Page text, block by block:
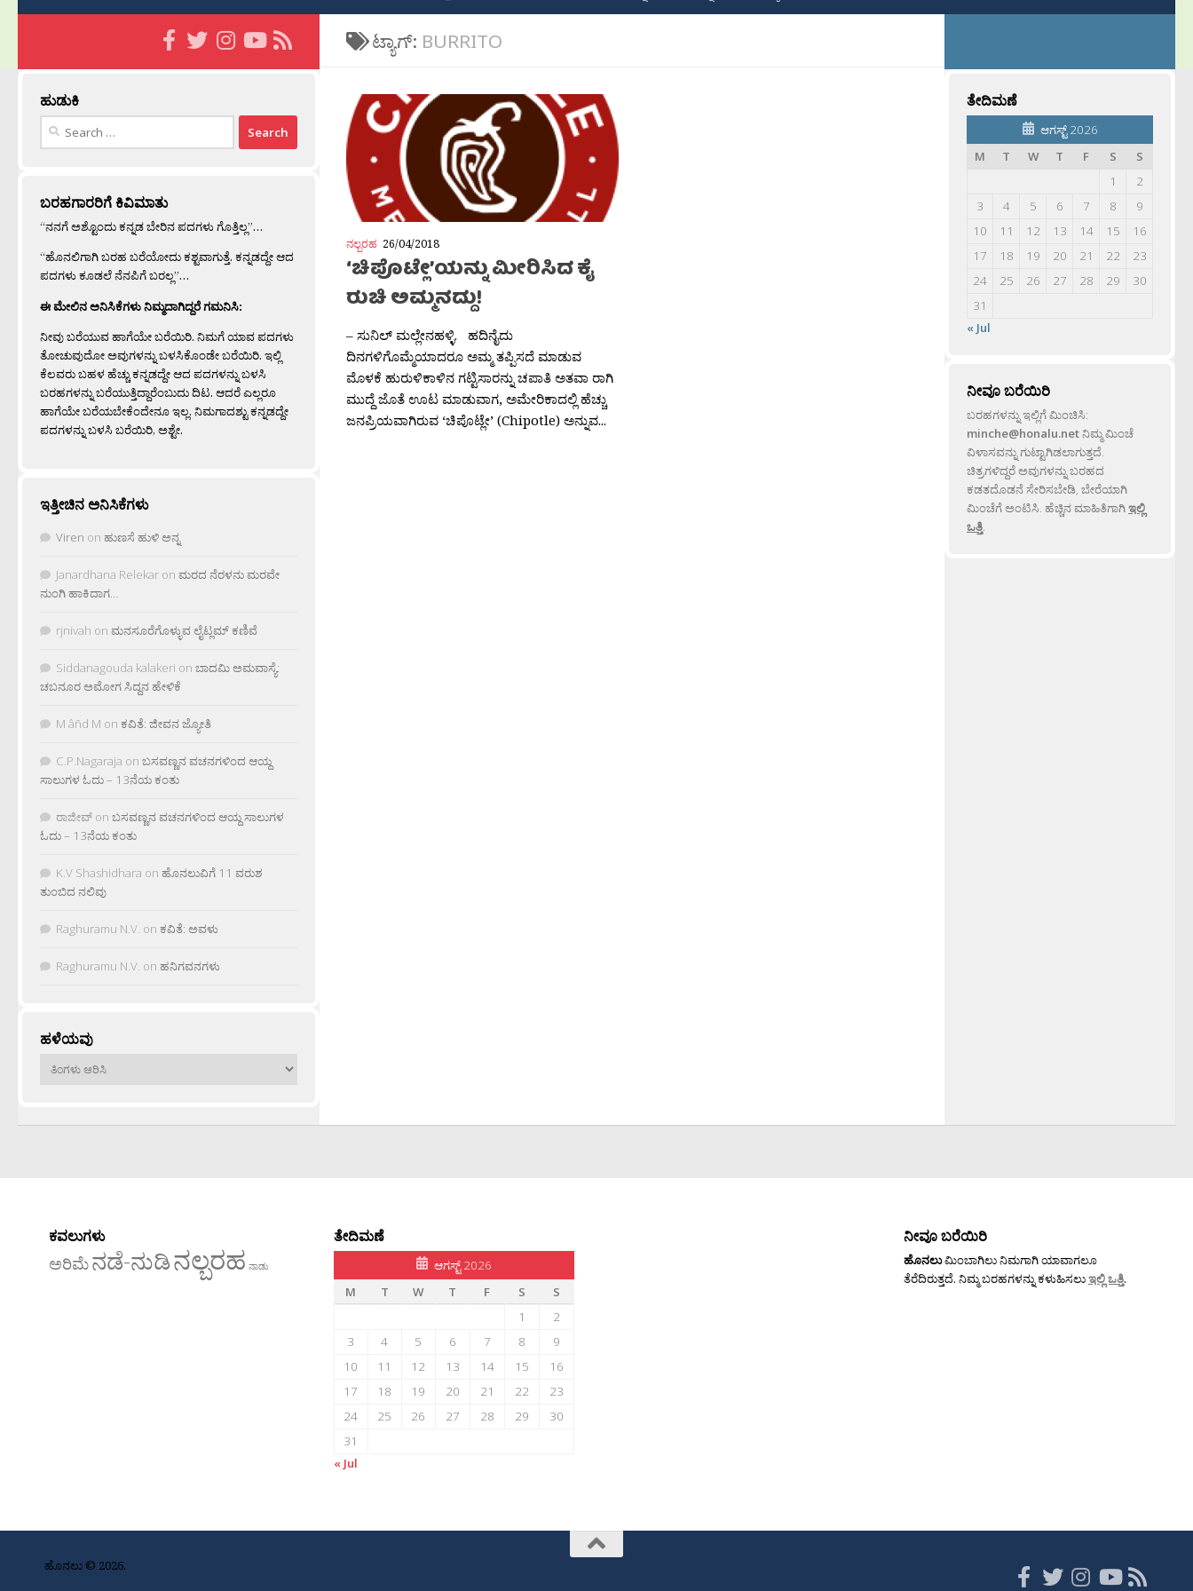
ಟ್ಯಾಗ್: BURRITO
ನಲ್ಬರಹ 26/04/2018
‘ಚಿಪೊಟ್ಲೇ’ಯನ್ನು ಮೀರಿಸಿದ ಕೈ
ರುಚಿ ಅಮ್ಮನದ್ದು!
– ಸುನಿಲ್ ಮಲ್ಲೇನಹಳ್ಳಿ. ಹದಿನೈದು
ದಿನಗಳಿಗೊಮ್ಮೆಯಾದರೂ ಅಮ್ಮ ತಪ್ಪಿಸದೆ ಮಾಡುವ
ಮೊಳಕೆ ಹುರುಳಿಕಾಳಿನ ಗಟ್ಟಿಸಾರನ್ನು ಚಪಾತಿ ಅತವಾ ರಾಗಿ
ಮುದ್ದೆ ಜೊತೆ ಊಟ ಮಾಡುವಾಗ, ಅಮೇರಿಕಾದಲ್ಲಿ ಹೆಚ್ಚು
ಜನಪ್ರಿಯವಾಗಿರುವ ‘ಚಿಪೊಟ್ಲೇ’ (Chipotle) ಅನ್ನುವ...
ಹುಡುಕಿ
Search
ಬರಹಗಾರರಿಗೆ ಕಿವಿಮಾತು
“ನನಗೆ ಅಶ್ಟೊಂದು ಕನ್ನಡ ಬೇರಿನ ಪದಗಳು ಗೊತ್ತಿಲ್ಲ”…
“ಹೊನಲಿಗಾಗಿ ಬರಹ ಬರೆಯೋದು ಕಶ್ಟವಾಗುತ್ತೆ. ಕನ್ನಡದ್ದೇ ಆದ
ಪದಗಳು ಕೂಡಲೆ ನೆನಪಿಗೆ ಬರಲ್ಲ”…
ಈ ಮೇಲಿನ ಅನಿಸಿಕೆಗಳು ನಿಮ್ಮದಾಗಿದ್ದರೆ ಗಮನಿಸಿ:
ನೀವು ಬರೆಯುವ ಹಾಗೆಯೇ ಬರೆಯಿರಿ. ನಿಮಗೆ ಯಾವ ಪದಗಳು
ತೋಚುವುದೋ ಅವುಗಳನ್ನು ಬಳಸಿಕೊಂಡೇ ಬರೆಯಿರಿ. ಇಲ್ಲಿ
ಕೆಲವರು ಬಹಳ ಹೆಚ್ಚು ಕನ್ನಡದ್ದೇ ಆದ ಪದಗಳನ್ನು ಬಳಸಿ
ಬರಹಗಳನ್ನು ಬರೆಯುತ್ತಿದ್ದಾರೆಂಬುದು ದಿಟ. ಆದರೆ ಎಲ್ಲರೂ
ಹಾಗೆಯೇ ಬರೆಯಬೇಕೆಂದೇನೂ ಇಲ್ಲ. ನಿಮಗಾದಶ್ಟು ಕನ್ನಡದ್ದೇ
ಪದಗಳನ್ನು ಬಳಸಿ ಬರೆಯಿರಿ, ಅಶ್ಟೇ.
ಇತ್ತೀಚಿನ ಅನಿಸಿಕೆಗಳು
Viren on ಹುಣಸೆ ಹುಳಿ ಅನ್ನ
Janardhana Relekar on ಮರದ ನೆರಳನು ಮರವೇ
ನುಂಗಿ ಹಾಕಿದಾಗ…
rjnivah on ಮನಸೂರೆಗೊಳ್ಳುವ ಲೈಟ್ಲಮ್ ಕಣಿವೆ
Siddanagouda kalakeri on ಬಾದಮಿ ಅಮವಾಸ್ಯೆ:
ಚಬನೂರ ಅಮೋಗ ಸಿದ್ದನ ಹೇಳಿಕೆ
M âñd M on ಕವಿತೆ: ಜೀವನ ಜ್ಯೋತಿ
C.P.Nagaraja on ಬಸವಣ್ಣನ ವಚನಗಳಿಂದ ಆಯ್ದ
ಸಾಲುಗಳ ಓದು – 13ನೆಯ ಕಂತು
ರಾಜೀವ್ on ಬಸವಣ್ಣನ ವಚನಗಳಿಂದ ಆಯ್ದ ಸಾಲುಗಳ
ಓದು – 13ನೆಯ ಕಂತು
K.V Shashidhara on ಹೊನಲುವಿಗೆ 11 ವರುಶ
ತುಂಬಿದ ನಲಿವು
Raghuramu N.V. on ಕವಿತೆ: ಅವಳು
Raghuramu N.V. on ಹನಿಗವನಗಳು
ಹಳೆಯವು
ಹಳೆಯವು
ತೇದಿಮಣೆ
ಆಗಸ್ಟ್ 2026
M
T W T F S
S
1
2
3
4 5 6 7 8
9
10
11 12 13 14 15
16
17
18 19 20 21 22
23
24
25 26 27 28 29
30
31
« Jul
ನೀವೂ ಬರೆಯಿರಿ
ಬರಹಗಳನ್ನು ಇಲ್ಲಿಗೆ ಮಿಂಚಿಸಿ:
minche@honalu.netನಿಮ್ಮ ಮಿಂಚೆ
ವಿಳಾಸವನ್ನು ಗುಟ್ಟಾಗಿಡಲಾಗುತ್ತದೆ.
ಚಿತ್ರಗಳಿದ್ದರೆ ಅವುಗಳನ್ನು ಬರಹದ
ಕಡತದೊಡನೆ ಸೇರಿಸಬೇಡಿ, ಬೇರೆಯಾಗಿ
ಮಿಂಚೆಗೆ ಅಂಟಿಸಿ. ಹೆಚ್ಚಿನ ಮಾಹಿತಿಗಾಗಿಇಲ್ಲಿ
ಒತ್ತಿ.
ಕವಲುಗಳು
ಅರಿಮೆನಡೆ-ನುಡಿನಲ್ಬರಹ ನಾಡು
ತೇದಿಮಣೆ
ಆಗಸ್ಟ್ 2026
M
T W T F S
S
1
2
3
4 5 6 7 8
9
10
11 12 13 14 15
16
17
18 19 20 21 22
23
24
25 26 27 28 29
30
31
« Jul
ನೀವೂ ಬರೆಯಿರಿ
ಹೊನಲುಮಿಂಬಾಗಿಲು ನಿಮಗಾಗಿ ಯಾವಾಗಲೂ
ತೆರೆದಿರುತ್ತದೆ. ನಿಮ್ಮ ಬರಹಗಳನ್ನು ಕಳುಹಿಸಲುಇಲ್ಲಿ ಒತ್ತಿ.
ಹೊನಲು © 2026.